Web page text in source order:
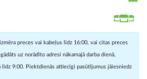
preces vai kabeļus līdz 16:00, vai citas preces
uz norādīto adresi nākamajā darba dienā,
līdz 9:00. Piektdienās attiecīgi pasūtījumus jāiesniedz